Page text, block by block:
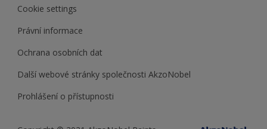
Cookie settings
Právní informace
Ochrana osobních dat
Další webové stránky společnosti AkzoNobel
Prohlášení o přístupnosti